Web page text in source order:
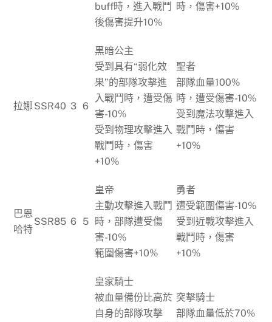
buff時，進入戰鬥
後傷害提升10%
時，傷害+10%
拉娜 SSR40 3 6
黑暗公主
受到具有“弱化效
果”的部隊攻擊進
入戰鬥時，遭受傷
害-10%
受到物理攻擊進入
戰鬥時，傷害
+10%
聖者
部隊血量100%
時，遭受傷害-10%
受到魔法攻擊進入
戰鬥時，傷害
+10%
巴恩
哈特
SSR85 6 5
皇帝
主動攻擊進入戰鬥
時，部隊遭受傷
害-10%
範圍傷害+10%
勇者
遭受範圍傷害-10%
受到近戰攻擊進入
戰鬥時，傷害
+10%
皇家騎士
被血量備份比高於
自身的部隊攻擊
突擊騎士
部隊血量低於70%